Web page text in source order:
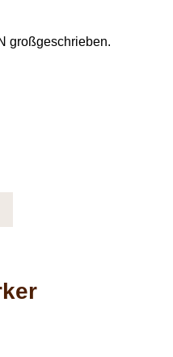
großgeschrieben.